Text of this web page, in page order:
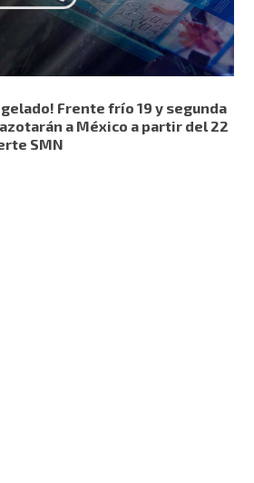
Frente frío 19 y segunda
a México a partir del 22
SMN